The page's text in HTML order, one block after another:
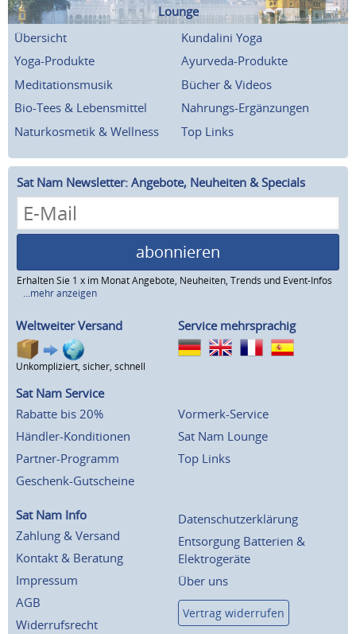
Lounge
Übersicht
Kundalini Yoga
Yoga-Produkte
Ayurveda-Produkte
Meditationsmusik
Bücher & Videos
Bio-Tees & Lebensmittel
Nahrungs-Ergänzungen
Naturkosmetik & Wellness
Top Links
Sat Nam Newsletter: Angebote, Neuheiten & Specials
abonnieren
Erhalten Sie 1 x im Monat Angebote, Neuheiten, Trends und Event-Infos
...mehr anzeigen
Weltweiter Versand
Unkompliziert, sicher, schnell
Service mehrsprachig
Sat Nam Service
Rabatte bis 20%
Händler-Konditionen
Partner-Programm
Geschenk-Gutscheine
Vormerk-Service
Sat Nam Lounge
Top Links
Sat Nam Info
Zahlung & Versand
Kontakt & Beratung
Impressum
AGB
Widerrufsrecht
Datenschutzerklärung
Entsorgung Batterien &
Elektrogeräte
Über uns
Vertrag widerrufen